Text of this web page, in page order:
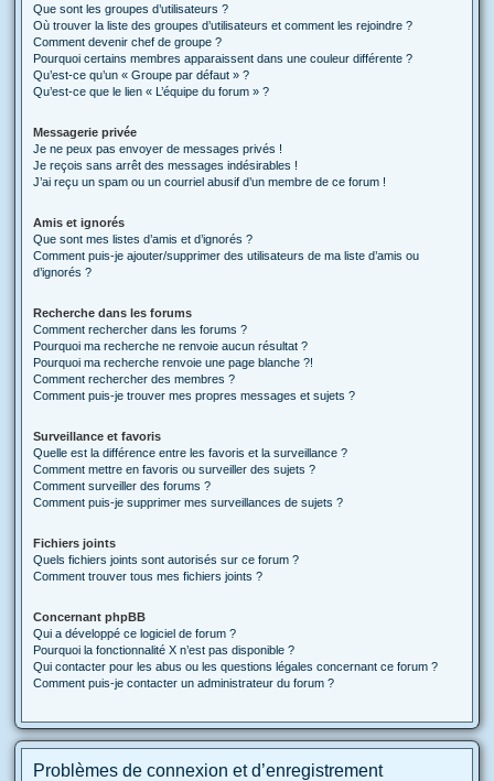
Que sont les groupes d’utilisateurs ?
Où trouver la liste des groupes d’utilisateurs et comment les rejoindre ?
Comment devenir chef de groupe ?
Pourquoi certains membres apparaissent dans une couleur différente ?
Qu’est-ce qu’un « Groupe par défaut » ?
Qu’est-ce que le lien « L’équipe du forum » ?
Messagerie privée
Je ne peux pas envoyer de messages privés !
Je reçois sans arrêt des messages indésirables !
J’ai reçu un spam ou un courriel abusif d’un membre de ce forum !
Amis et ignorés
Que sont mes listes d’amis et d’ignorés ?
Comment puis-je ajouter/supprimer des utilisateurs de ma liste d’amis ou
d’ignorés ?
Recherche dans les forums
Comment rechercher dans les forums ?
Pourquoi ma recherche ne renvoie aucun résultat ?
Pourquoi ma recherche renvoie une page blanche ?!
Comment rechercher des membres ?
Comment puis-je trouver mes propres messages et sujets ?
Surveillance et favoris
Quelle est la différence entre les favoris et la surveillance ?
Comment mettre en favoris ou surveiller des sujets ?
Comment surveiller des forums ?
Comment puis-je supprimer mes surveillances de sujets ?
Fichiers joints
Quels fichiers joints sont autorisés sur ce forum ?
Comment trouver tous mes fichiers joints ?
Concernant phpBB
Qui a développé ce logiciel de forum ?
Pourquoi la fonctionnalité X n’est pas disponible ?
Qui contacter pour les abus ou les questions légales concernant ce forum ?
Comment puis-je contacter un administrateur du forum ?
Problèmes de connexion et d’enregistrement